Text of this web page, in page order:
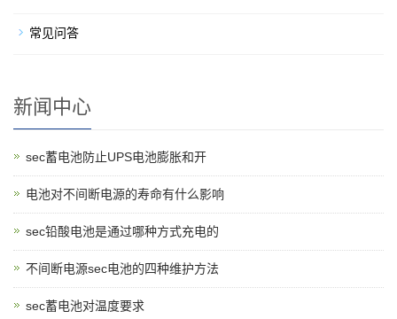
常见问答
新闻中心
sec蓄电池防止UPS电池膨胀和开
电池对不间断电源的寿命有什么影响
sec铅酸电池是通过哪种方式充电的
不间断电源sec电池的四种维护方法
sec蓄电池对温度要求